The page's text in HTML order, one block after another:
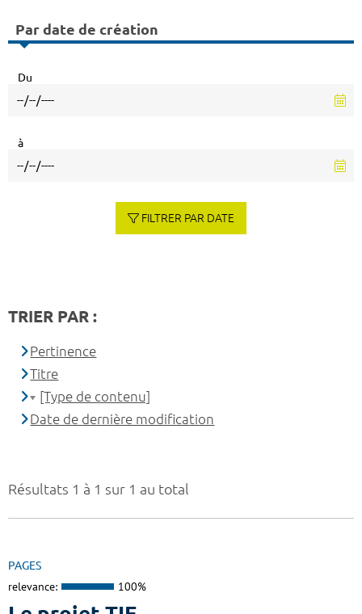
Résultats 1 à 1 sur 1 au total
PAGES
relevance: 100%
Par date de création
Du
à
FILTRER PAR DATE
TRIER PAR :
Pertinence
Titre
[Type de contenu]
Date de dernière modification